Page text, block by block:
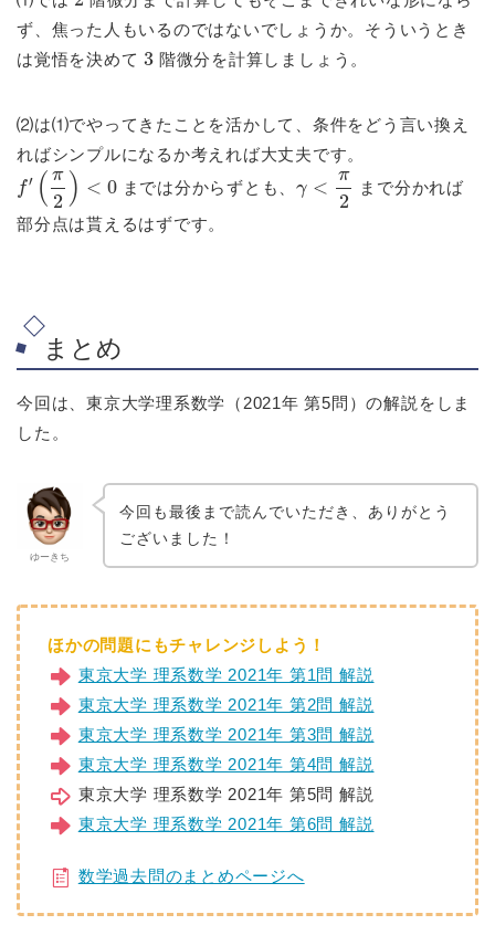
ず、焦った人もいるのではないでしょうか。そういうとき
は覚悟を決めて3 階微分を計算しましょう。
⑵は⑴でやってきたことを活かして、条件をどう言い換え
ればシンプルになるか考えれば大丈夫です。
′( π 2) < までは分からずとも、 2
まで分かれば
部分点は貰えるはずです。
まとめ
今回は、東京大学理系数学（2021年 第5問）の解説をしま
した。
ゆーきち
今回も最後まで読んでいただき、ありがとう
ございました！
ほかの問題にもチャレンジしよう！
東京大学 理系数学 2021年 第1問 解説
東京大学 理系数学 2021年 第2問 解説
東京大学 理系数学 2021年 第3問 解説
東京大学 理系数学 2021年 第4問 解説
東京大学 理系数学 2021年 第5問 解説
東京大学 理系数学 2021年 第6問 解説
数学過去問のまとめページへ